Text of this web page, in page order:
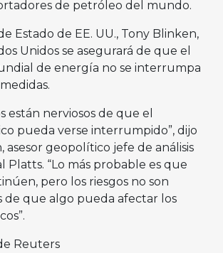
de petróleo del mundo.
Estado de EE. UU., Tony Blinken,
Unidos se asegurará de que el
de energía no se interrumpa
están nerviosos de que el
pueda verse interrumpido”, dijo
asesor geopolítico jefe de análisis
Platts. “Lo más probable es que
pero los riesgos no son
de que algo pueda afectar los
Reuters